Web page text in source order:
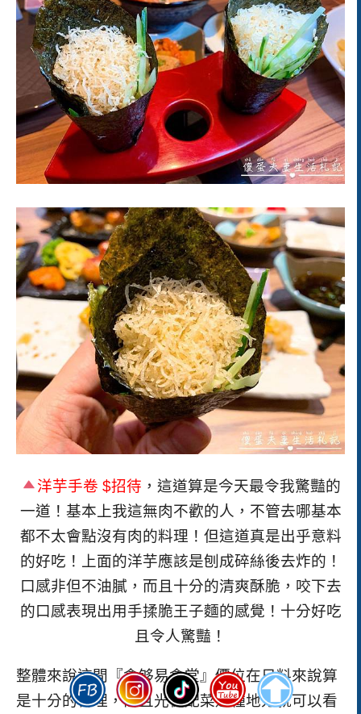
洋芋手卷 $招待 ，這道算是今天最令我驚豔的
一道！基本上我這無肉不歡的人，不管去哪基本
都不太會點沒有肉的料理！但這道真是出乎意料
的好吃！上面的洋芋應該是刨成碎絲後去炸的！
口感非但不油膩，而且十分的清爽酥脆，咬下去
的口感表現出用手揉脆王子麵的感覺！十分好吃
且令人驚豔！
整體來說這間 『食够易食堂』價位在日料來說算
是十分的合理，而且光從配菜這種地方就可以看